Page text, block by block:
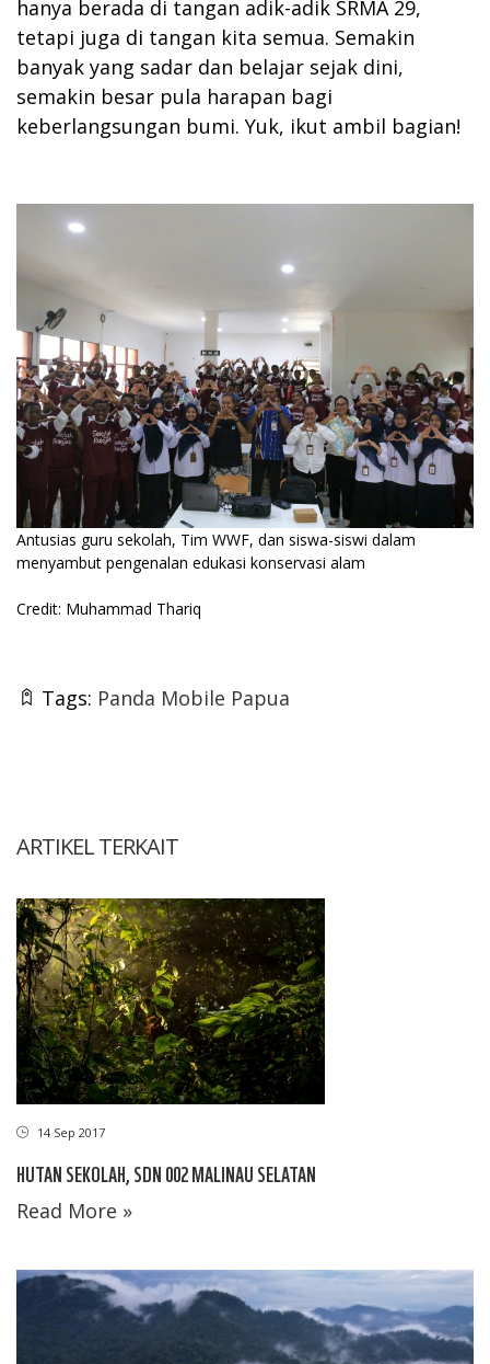
hanya berada di tangan adik-adik SRMA 29,
tetapi juga di tangan kita semua. Semakin
banyak yang sadar dan belajar sejak dini,
semakin besar pula harapan bagi
keberlangsungan bumi. Yuk, ikut ambil bagian!
Antusias guru sekolah, Tim WWF, dan siswa-siswi dalam
menyambut pengenalan edukasi konservasi alam
Credit: Muhammad Thariq
Tags: Panda Mobile Papua
ARTIKEL TERKAIT
14 Sep 2017
HUTAN SEKOLAH, SDN 002 MALINAU SELATAN
Read More »